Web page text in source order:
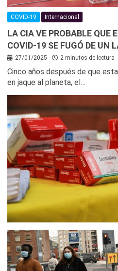
COVID-19 Internacional
LA CIA VE PROBABLE QUE
COVID-19 SE FUGÓ DE UN
27/01/2025 2 minutos de lectura
Cinco años después de que
en jaque al planeta, el…